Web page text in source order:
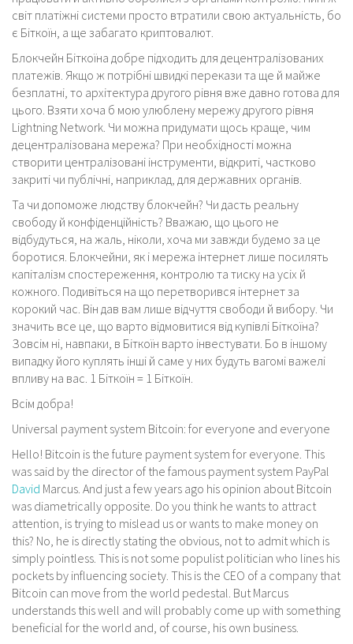
світ платіжні системи просто втратили свою актуальність, бо
є Біткоїн, а ще забагато криптовалют.
Блокчейн Біткоїна добре підходить для децентралізованих
платежів. Якщо ж потрібні швидкі перекази та ще й майже
безплатні, то архітектура другого рівня вже давно готова для
цього. Взяти хоча б мою улюблену мережу другого рівня
Lightning Network. Чи можна придумати щось краще, чим
децентралізована мережа? При необхідності можна
створити централізовані інструменти, відкриті, частково
закриті чи публічні, наприклад, для державних органів.
Та чи допоможе людству блокчейн? Чи дасть реальну
свободу й конфіденційність? Вважаю, що цього не
відбудуться, на жаль, ніколи, хоча ми завжди будемо за це
боротися. Блокчейни, як і мережа інтернет лише посилять
капіталізм спостереження, контролю та тиску на усіх й
кожного. Подивіться на що перетворився інтернет за
корокий час. Він дав вам лише відчуття свободи й вибору. Чи
значить все це, що варто відмовитися від купівлі Біткоїна?
Зовсім ні, навпаки, в Біткоїн варто інвестувати. Бо в іншому
випадку його куплять інші й саме у них будуть вагомі важелі
впливу на вас. 1 Біткоїн = 1 Біткоїн.
Всім добра!
Universal payment system Bitcoin: for everyone and everyone
Hello! Bitcoin is the future payment system for everyone. This
was said by the director of the famous payment system PayPal
David Marcus. And just a few years ago his opinion about Bitcoin
was diametrically opposite. Do you think he wants to attract
attention, is trying to mislead us or wants to make money on
this? No, he is directly stating the obvious, not to admit which is
simply pointless. This is not some populist politician who lines his
pockets by influencing society. This is the CEO of a company that
Bitcoin can move from the world pedestal. But Marcus
understands this well and will probably come up with something
beneficial for the world and, of course, his own business.